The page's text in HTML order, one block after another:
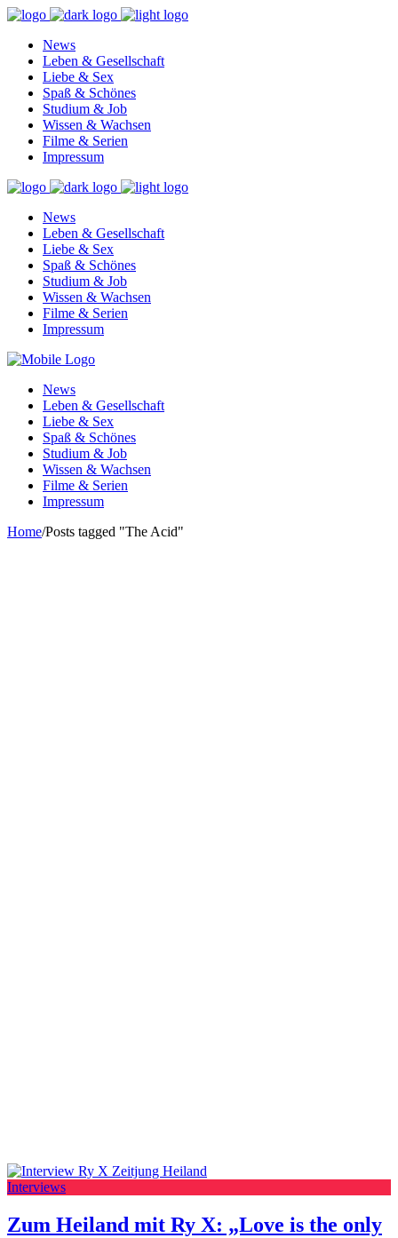
News
Leben & Gesellschaft
Liebe & Sex
Spaß & Schönes
Studium & Job
Wissen & Wachsen
Filme & Serien
Impressum
News
Leben & Gesellschaft
Liebe & Sex
Spaß & Schönes
Studium & Job
Wissen & Wachsen
Filme & Serien
Impressum
News
Leben & Gesellschaft
Liebe & Sex
Spaß & Schönes
Studium & Job
Wissen & Wachsen
Filme & Serien
Impressum
Home/Posts tagged "The Acid"
Interviews
Zum Heiland mit Ry X: „Love is the only